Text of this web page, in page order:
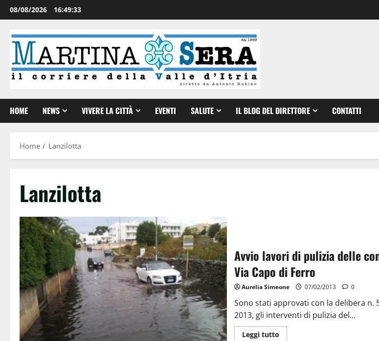
08/08/2026 16:49:33
HOME NEWS VIVERE LA CITTÀ EVENTI SALUTE IL BLOG DEL DIRETTORE CONTATTI
Home Lanzilotta
Lanzilotta
Avvio lavori di pulizia delle
Via Capo di Ferro
Aurelia Simeone 07/02/2013 0
Sono stati approvati con la delibera n.
2013, gli interventi di pulizia del...
Leggi tutto